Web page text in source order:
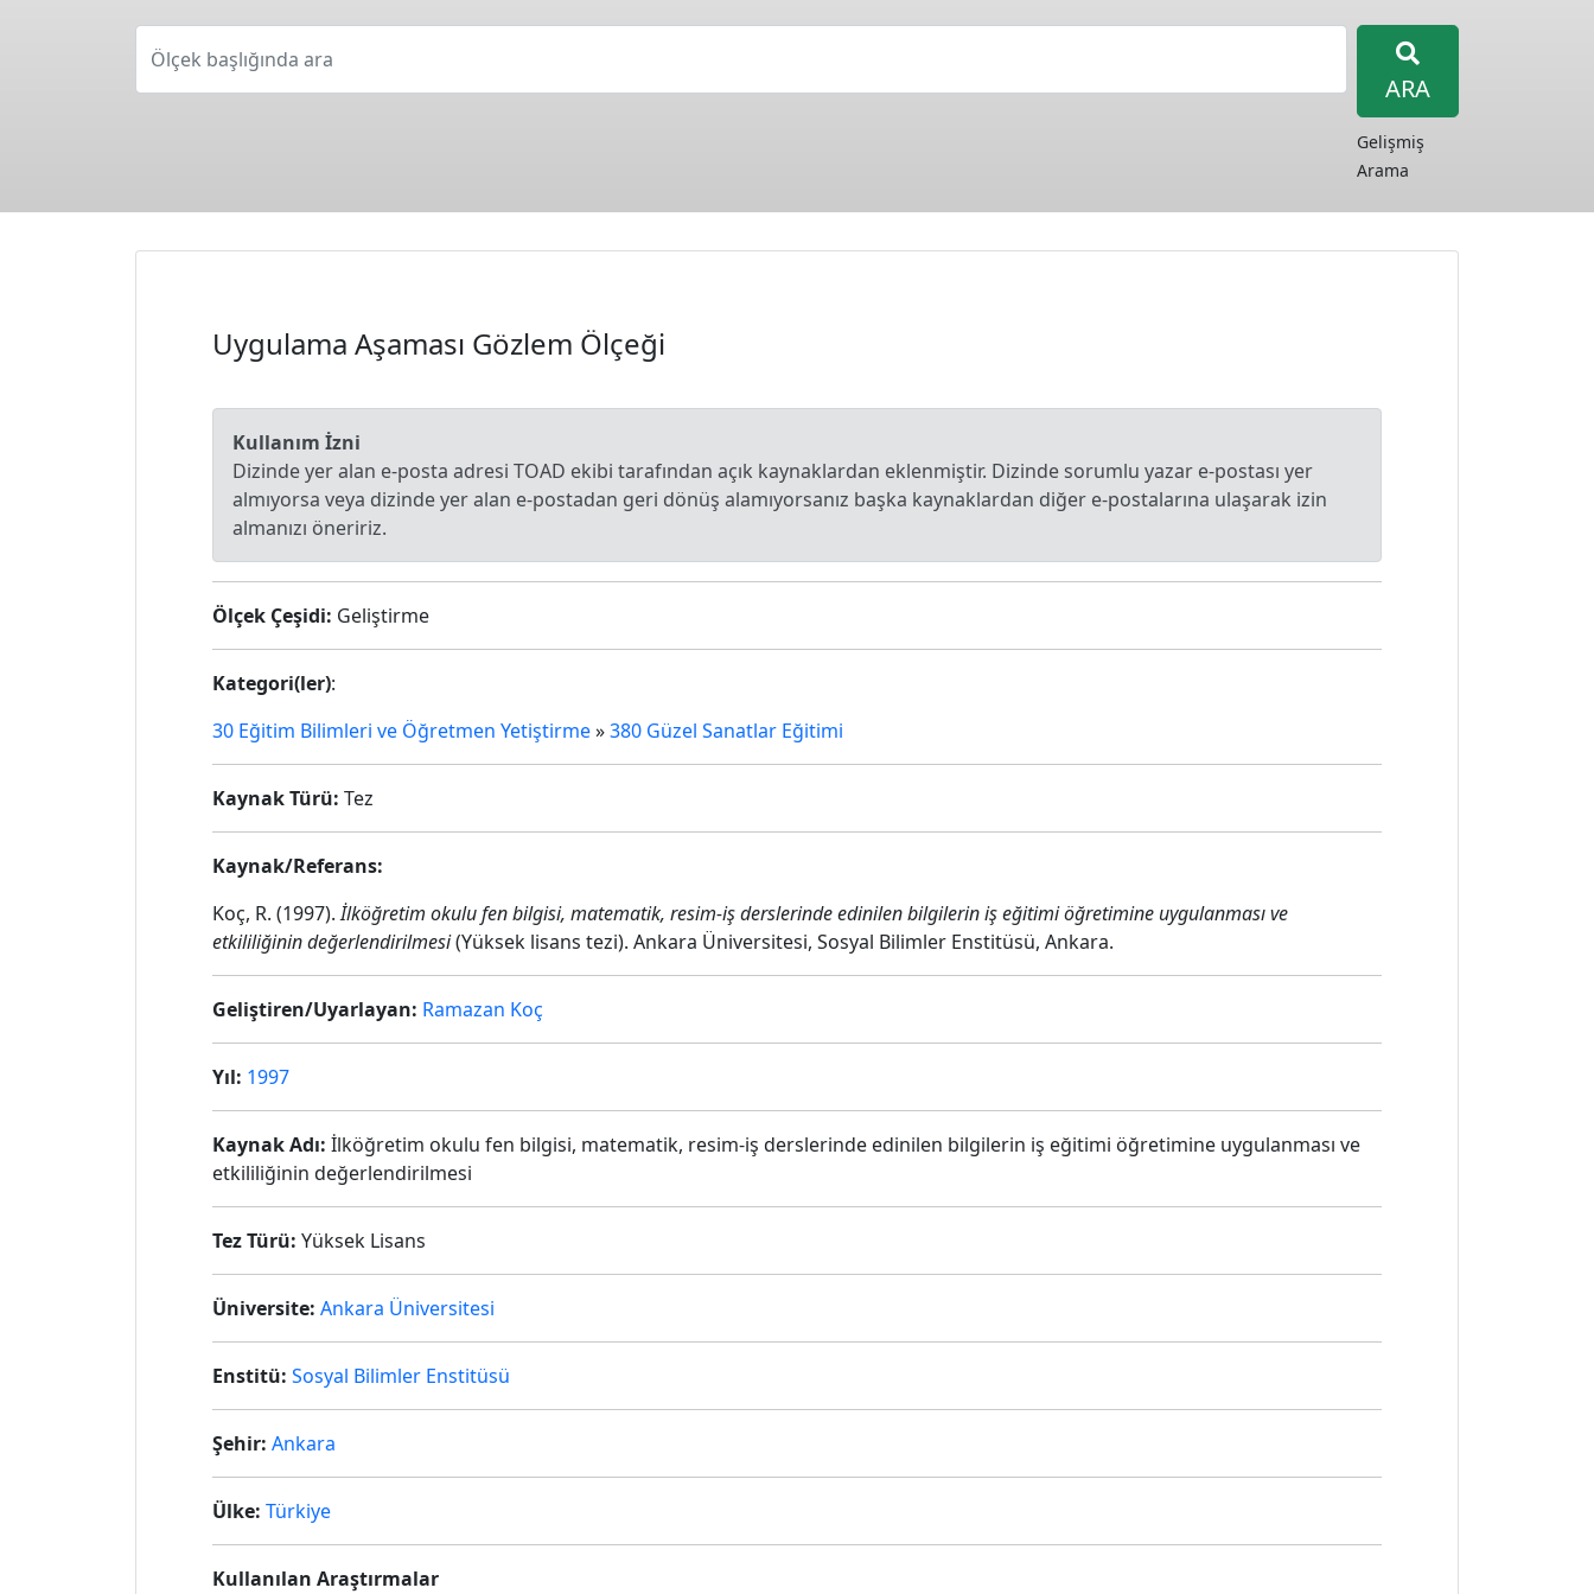
Ölçek başlığında ara
ARA
Gelişmiş
Arama
Uygulama Aşaması Gözlem Ölçeği
Kullanım İzni
Dizinde yer alan e-posta adresi TOAD ekibi tarafından açık kaynaklardan eklenmiştir. Dizinde sorumlu yazar e-postası yer
almıyorsa veya dizinde yer alan e-postadan geri dönüş alamıyorsanız başka kaynaklardan diğer e-postalarına ulaşarak izin
almanızı öneririz.
Ölçek Çeşidi: Geliştirme
Kategori(ler):
30 Eğitim Bilimleri ve Öğretmen Yetiştirme»380 Güzel Sanatlar Eğitimi
Kaynak Türü: Tez
Kaynak/Referans:
Koç, R. (1997).İlköğretim okulu fen bilgisi, matematik, resim-iş derslerinde edinilen bilgilerin iş eğitimi öğretimine uygulanması ve
etkililiğinin değerlendirilmesi(Yüksek lisans tezi). Ankara Üniversitesi, Sosyal Bilimler Enstitüsü, Ankara.
Geliştiren/Uyarlayan: Ramazan Koç
Yıl: 1997
Kaynak Adı: İlköğretim okulu fen bilgisi, matematik, resim-iş derslerinde edinilen bilgilerin iş eğitimi öğretimine uygulanması ve
etkililiğinin değerlendirilmesi
Tez Türü: Yüksek Lisans
Üniversite: Ankara Üniversitesi
Enstitü: Sosyal Bilimler Enstitüsü
Şehir: Ankara
Ülke: Türkiye
Kullanılan Araştırmalar